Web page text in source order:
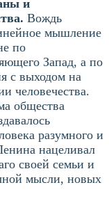
и
Вождь
мышление
по
Запад, а по
с выходом на
человечества.
общества
разумного и
нацеливал
своей семьи и
мысли, новых